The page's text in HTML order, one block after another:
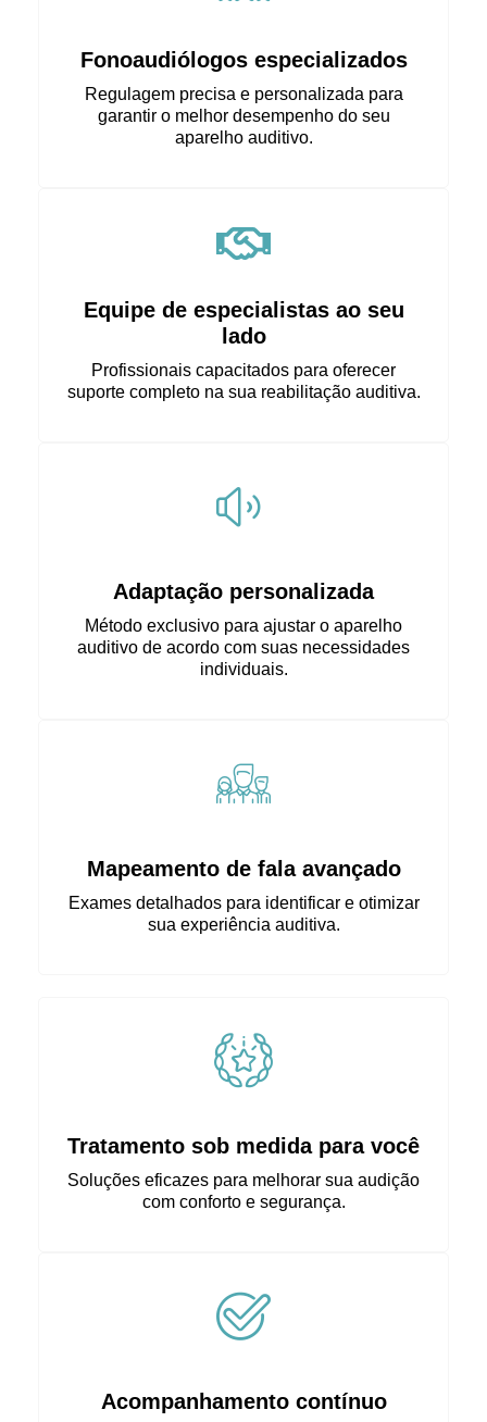
Fonoaudiólogos especializados
Regulagem precisa e personalizada para
garantir o melhor desempenho do seu
aparelho auditivo.
Equipe de especialistas ao seu
lado
Profissionais capacitados para oferecer
suporte completo na sua reabilitação auditiva.
Adaptação personalizada
Método exclusivo para ajustar o aparelho
auditivo de acordo com suas necessidades
individuais.
Mapeamento de fala avançado
Exames detalhados para identificar e otimizar
sua experiência auditiva.
Tratamento sob medida para você
Soluções eficazes para melhorar sua audição
com conforto e segurança.
Acompanhamento contínuo